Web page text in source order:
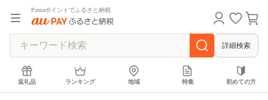
Pontaポイントでふるさと納税
詳細検索
返礼品 ランキング 地域 特集 初めての方